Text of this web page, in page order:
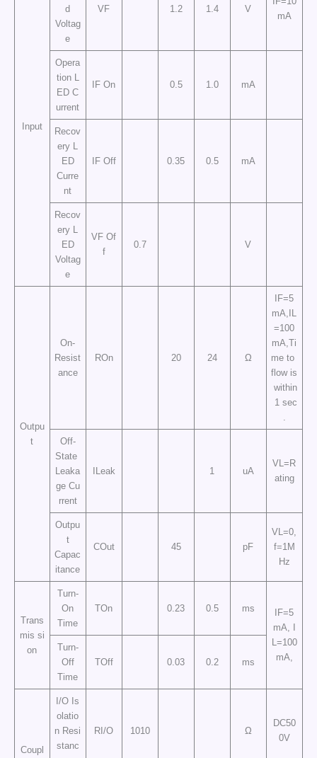
Input
d
Voltag
e
VF 1.2 1.4 V
mA
Opera
tion L
ED C
urrent
IF On 0.5 1.0 mA
Recov
ery L
ED
Curre
nt
IF Off 0.35 0.5 mA
Recov
ery L
ED
Voltag
e
VF Of
f
0.7 V
Outpu
t
On-
Resist
ance
ROn 20 24 Ω
IF=5
mA,IL
=100
mA,Ti
me to
flow is
within
1 sec
Off-
State
Leaka
ge Cu
rrent
ILeak 1 uA
VL=R
ating
Outpu
t
Capac
itance
COut 45 pF
VL=0,
f=1M
Hz
Trans
mis si
on
Turn-
On
Time
TOn 0.23 0.5 ms
IF=5
mA, I
L=100
mA,
Turn-
Off
Time
TOff 0.03 0.2 ms
Coupl
I/O Is
olatio
n Resi
stanc
RI/O 1010 Ω
DC50
0V